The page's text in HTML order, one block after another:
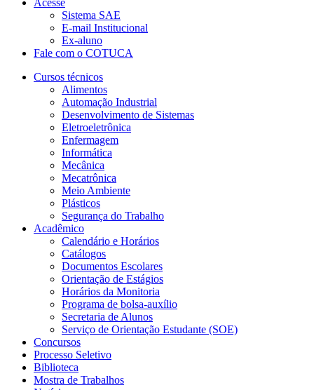
Acesse
Sistema SAE
E-mail Institucional
Ex-aluno
Fale com o COTUCA
Cursos técnicos
Alimentos
Automação Industrial
Desenvolvimento de Sistemas
Eletroeletrônica
Enfermagem
Informática
Mecânica
Mecatrônica
Meio Ambiente
Plásticos
Segurança do Trabalho
Acadêmico
Calendário e Horários
Catálogos
Documentos Escolares
Orientação de Estágios
Horários da Monitoria
Programa de bolsa-auxílio
Secretaria de Alunos
Serviço de Orientação Estudante (SOE)
Concursos
Processo Seletivo
Biblioteca
Mostra de Trabalhos